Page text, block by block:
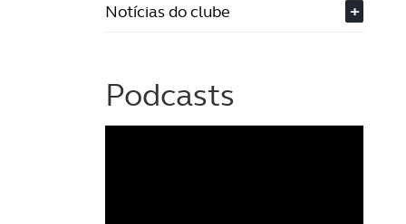
Notícias do clube
+
Podcasts